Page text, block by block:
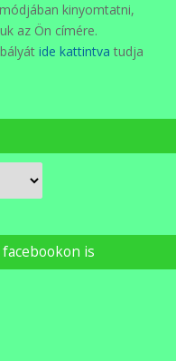
kinyomtatni,
az Ön címére.
ide kattintva tudja
is